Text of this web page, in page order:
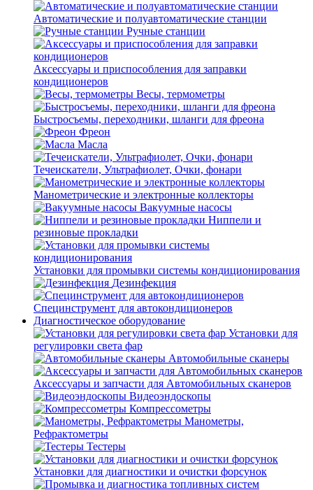
Автоматические и полуавтоматические станции
Ручные станции
Аксессуары и приспособления для заправки
кондиционеров
Весы, термометры
Быстросъемы, переходники, шланги для фреона
Фреон
Масла
Течеискатели, Ультрафиолет, Очки, фонари
Манометрические и электронные коллекторы
Вакуумные насосы
Ниппели и
резиновые прокладки
Установки для промывки системы кондиционирования
Дезинфекция
Специнструмент для автокондиционеров
Диагностическое оборудование
Установки для
регулировки света фар
Автомобильные сканеры
Аксессуары и запчасти для Автомобильных сканеров
Видеоэндоскопы
Компрессометры
Манометры,
Рефрактометры
Тестеры
Установки для диагностики и очистки форсунок